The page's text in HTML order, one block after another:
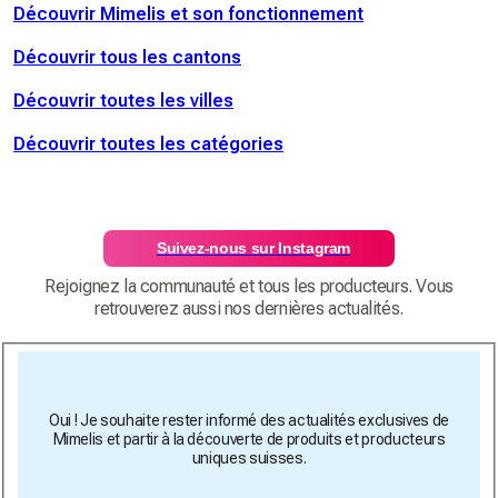
Découvrir Mimelis et son fonctionnement
Découvrir tous les cantons
Découvrir toutes les villes
Découvrir toutes les catégories
Suivez-nous sur Instagram
Rejoignez la communauté et tous les producteurs. Vous
retrouverez aussi nos dernières actualités.
Oui ! Je souhaite rester informé des actualités exclusives de
Mimelis et partir à la découverte de produits et producteurs
uniques suisses.